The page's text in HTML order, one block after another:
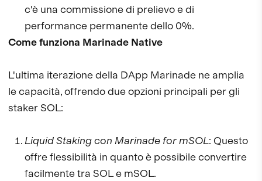
c'è una commissione di prelievo e di
performance permanente dello 0%.
Come funziona Marinade Native
L'ultima iterazione della DApp Marinade ne amplia
le capacità, offrendo due opzioni principali per gli
staker SOL:
Liquid Staking con Marinade for mSOL: Questo
offre flessibilità in quanto è possibile convertire
facilmente tra SOL e mSOL.